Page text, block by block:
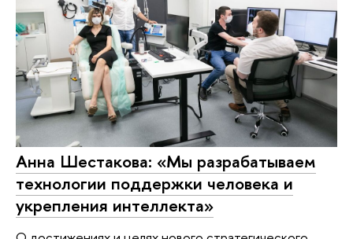
Анна Шестакова: «Мы разрабатываем
технологии поддержки человека и
укрепления интеллекта»